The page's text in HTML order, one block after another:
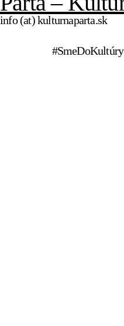
info (at) kulturnaparta.sk
#SmeDoKultúry